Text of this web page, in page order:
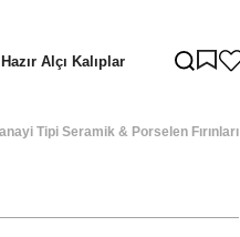
Hazır Alçı Kalıplar
Tipi Seramik & Porselen Fırınları